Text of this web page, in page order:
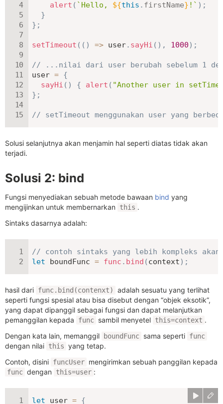
alert ( ` Hello, ${this . firstName} ! ` ) ;
}
} ;
setTimeout ( ( ) => user. sayHi ( ) , 1000) ;
// ...nilai dari user berubah sebelum 1
user = {
sayHi ( ) { alert ( "Another user in
} ;
// setTimeout menggunakan user yang
Solusi selanjutnya akan menjamin hal seperti diatas tidak akan
terjadi.
Solusi 2: bind
Fungsi menyediakan sebuah metode bawaan bind yang
mengijinkan untuk membernarkan
this .
Sintaks dasarnya adalah:
// contoh sintaks yang lebih kompleks
let boundFunc = func . bind (context) ;
hasil dari func.bind(contenxt)
adalah sesuatu yang terlihat
seperti fungsi spesial atau bisa disebut dengan “objek eksotik”,
yang dapat dipanggil sebagai fungsi dan dapat melanjutkan
pemanggilan kepada
func sambil menyetel this=context .
Dengan kata lain, memanggil
boundFunc sama seperti func
dengan nilai this yang tetap.
Contoh, disini funcUser mengirimkan sebuah panggilan kepada
func dengan this=user :
let user = {